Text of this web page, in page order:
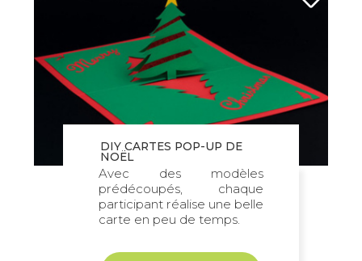
DIY CARTES POP-UP DE
NOËL
Avec des modèles
prédécoupés, chaque
participant réalise une belle
carte en peu de temps.